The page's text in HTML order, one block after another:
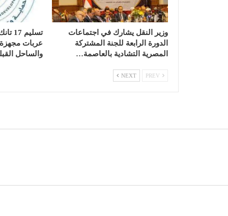
وزير النقل يشارك في اجتماعات
الدورة الرابعة للجنة المشتركة
المصرية التشادية بالعاصمة…
عربات مجهزة
والساحل
NEXT